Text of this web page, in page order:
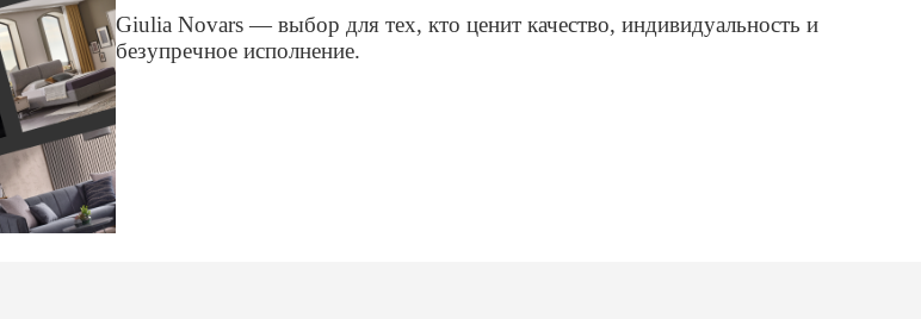
Giulia Novars — выбор для тех, кто ценит качество, индивидуальность и
безупречное исполнение.